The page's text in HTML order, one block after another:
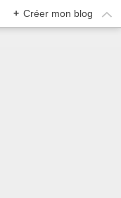
+ Créer mon blog